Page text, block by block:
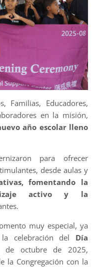
Familias, Educadores,
en la misión,
año escolar lleno
para ofrecer
desde aulas y
fomentando la
activo y la
muy especial, ya
celebración del Día
de octubre de 2025,
la Congregación con la